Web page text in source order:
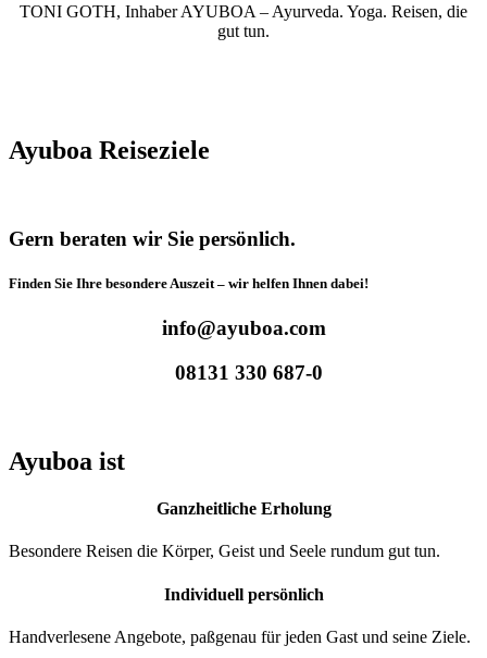
TONI GOTH, Inhaber AYUBOA – Ayurveda. Yoga. Reisen, die
gut tun.
Ayuboa Reiseziele
Gern beraten wir Sie persönlich.
Finden Sie Ihre besondere Auszeit – wir helfen Ihnen dabei!
info@ayuboa.com
08131 330 687-0
Ayuboa ist
Ganzheitliche Erholung
Besondere Reisen die Körper, Geist und Seele rundum gut tun.
Individuell persönlich
Handverlesene Angebote, paßgenau für jeden Gast und seine Ziele.